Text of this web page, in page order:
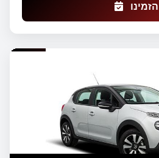
הזמינו